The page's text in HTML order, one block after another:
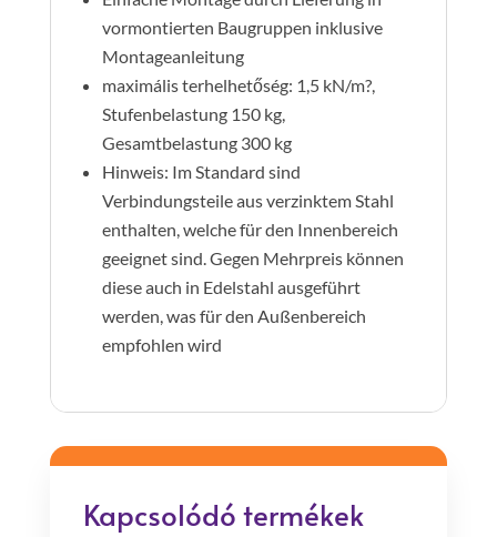
vormontierten Baugruppen inklusive
Montageanleitung
maximális terhelhetőség: 1,5 kN/m?,
Stufenbelastung 150 kg,
Gesamtbelastung 300 kg
Hinweis: Im Standard sind
Verbindungsteile aus verzinktem Stahl
enthalten, welche für den Innenbereich
geeignet sind. Gegen Mehrpreis können
diese auch in Edelstahl ausgeführt
werden, was für den Außenbereich
empfohlen wird
Kapcsolódó termékek